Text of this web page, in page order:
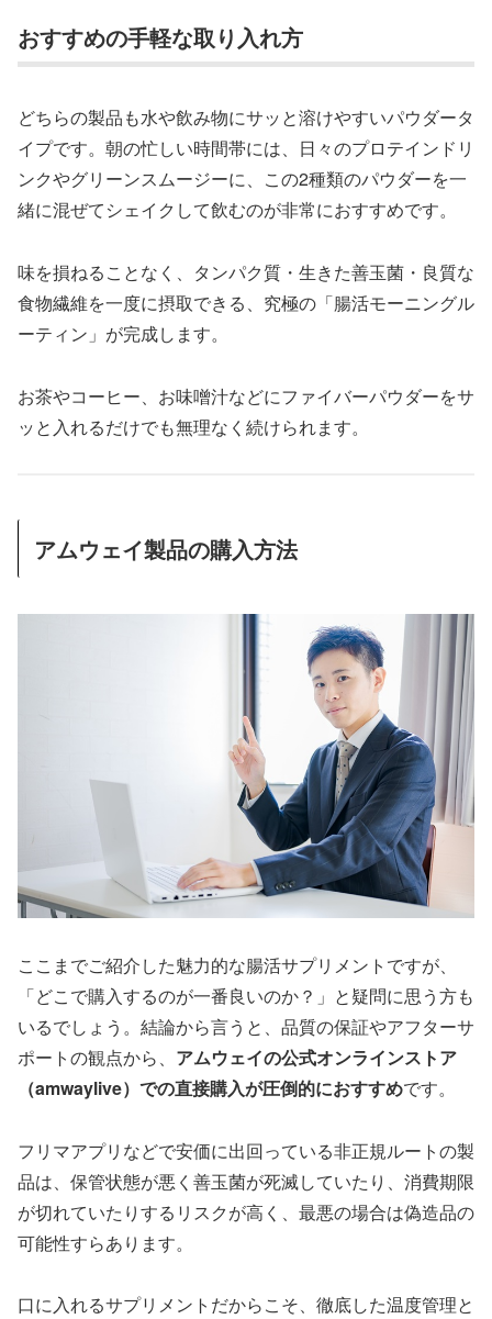
おすすめの手軽な取り入れ方
どちらの製品も水や飲み物にサッと溶けやすいパウダータ
イプです。朝の忙しい時間帯には、日々のプロテインドリ
ンクやグリーンスムージーに、この2種類のパウダーを一
緒に混ぜてシェイクして飲むのが非常におすすめです。
味を損ねることなく、タンパク質・生きた善玉菌・良質な
食物繊維を一度に摂取できる、究極の「腸活モーニングル
ーティン」が完成します。
お茶やコーヒー、お味噌汁などにファイバーパウダーをサ
ッと入れるだけでも無理なく続けられます。
アムウェイ製品の購入方法
ここまでご紹介した魅力的な腸活サプリメントですが、
「どこで購入するのが一番良いのか？」と疑問に思う方も
いるでしょう。結論から言うと、品質の保証やアフターサ
ポートの観点から、 アムウェイの公式オンラインストア
（amwaylive）での直接購入が圧倒的におすすめです。
フリマアプリなどで安価に出回っている非正規ルートの製
品は、保管状態が悪く善玉菌が死滅していたり、消費期限
が切れていたりするリスクが高く、最悪の場合は偽造品の
可能性すらあります。
口に入れるサプリメントだからこそ、徹底した温度管理と